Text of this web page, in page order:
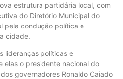
estrutura partidária local, com
do Diretório Municipal do
pela condução política e
cidade.
lideranças políticas e
elas o presidente nacional do
governadores Ronaldo Caiado